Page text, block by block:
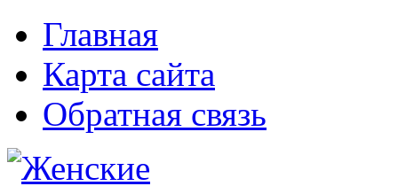
Главная
Карта сайта
Обратная связь